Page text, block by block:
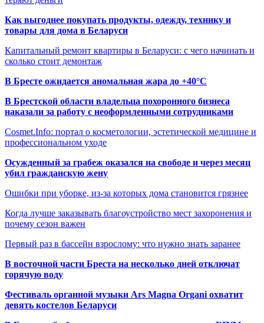
Как выгоднее покупать продукты, одежду, технику и
товары для дома в Беларуси
Капитальный ремонт квартиры в Беларуси: с чего начинать и
сколько стоит демонтаж
В Бресте ожидается аномальная жара до +40°C
В Брестской области владельца похоронного бизнеса
наказали за работу с неоформленными сотрудниками
Cosmet.Info: портал о косметологии, эстетической медицине и
профессиональном уходе
Осужденный за грабеж оказался на свободе и через месяц
убил гражданскую жену
Ошибки при уборке, из-за которых дома становится грязнее
Когда лучше заказывать благоустройство мест захоронения и
почему сезон важен
Первый раз в бассейн взрослому: что нужно знать заранее
В восточной части Бреста на несколько дней отключат
горячую воду
Фестиваль органной музыки Ars Magna Organi охватит
девять костелов Беларуси